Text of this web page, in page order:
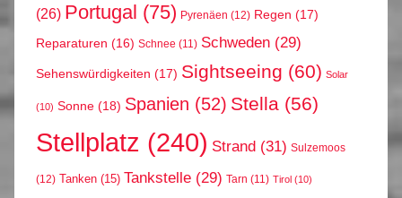
(26) Portugal (75) Pyrenäen (12) Regen (17)
Reparaturen (16) Schnee (11) Schweden (29)
Sehenswürdigkeiten (17) Sightseeing (60) Solar
(10) Sonne (18) Spanien (52) Stella (56)
Stellplatz (240) Strand (31) Sulzemoos
(12) Tanken (15) Tankstelle (29) Tarn (11) Tirol (10)